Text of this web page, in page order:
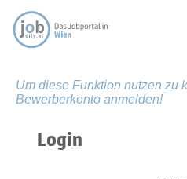
Um diese Funktion nutzen zu
Bewerberkonto anmelden!
Login